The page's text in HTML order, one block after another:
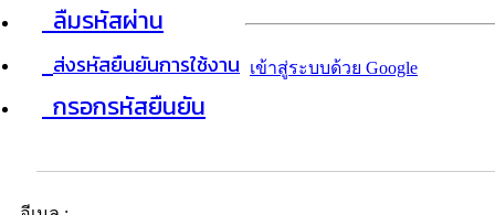
ลืมรหัสผ่าน
ส่งรหัสยืนยันการใช้งาน
กรอกรหัสยืนยัน
เข้าสู่ระบบด้วย Google